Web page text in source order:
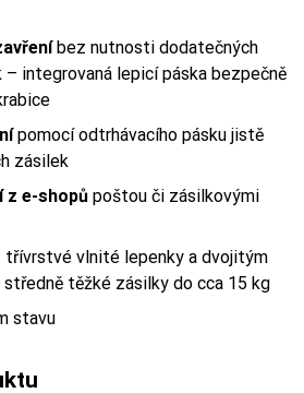
bez nutnosti dodatečných
– integrovaná lepicí páska bezpečně
pomocí odtrhávacího pásku jistě
zásilek
z e-shopů poštou či zásilkovými
třívrstvé vlnité lepenky a dvojitým
středně těžké zásilky do cca 15 kg
stavu